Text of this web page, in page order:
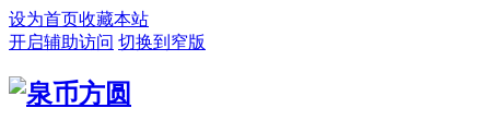
设为首页收藏本站
开启辅助访问 切换到窄版